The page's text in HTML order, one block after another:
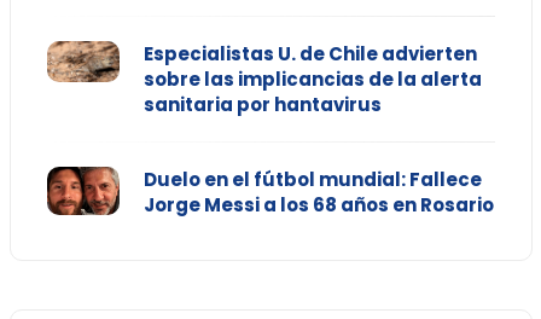
Especialistas U. de Chile advierten
sobre las implicancias de la alerta
sanitaria por hantavirus
Duelo en el fútbol mundial: Fallece
Jorge Messi a los 68 años en Rosario